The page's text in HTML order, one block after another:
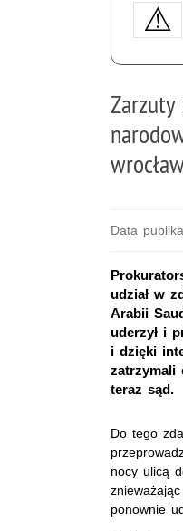
Data
udział w
Arabii
uderzył i
i dzięki
zatrzymali
teraz sąd.
Do tego
nocy ulicą
ponownie